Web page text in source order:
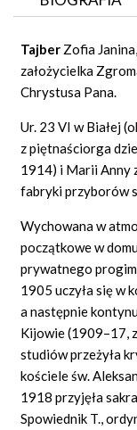
ZDJĘCIA (1)
DYSKUSJA
Mapa
Tajber Zofia
założycielka
Chrystusa Pana.
Ur. 23 VI w Białej
z piętnaściorga
1914) i Marii Anny
fabryki przyborów
Wychowana w
początkowe w
prywatnego
1905 uczyła się w
a następnie
Kijowie (1909–17,
studiów przeżyła
kościele św.
1918 przyjęła
Spowiednik T.,